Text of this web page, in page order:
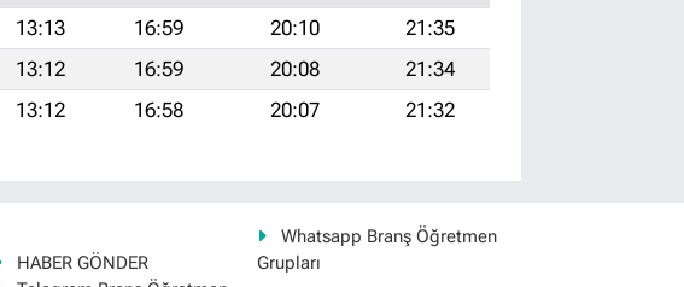
13:13 16:59 20:10
21:35
13:12 16:59 20:08
21:34
13:12 16:58 20:07 21:32
HABER GÖNDER
Whatsapp Branş Öğretmen
Grupları